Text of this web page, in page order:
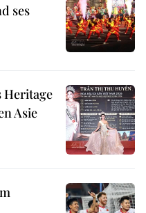
ses
Heritage
Asie